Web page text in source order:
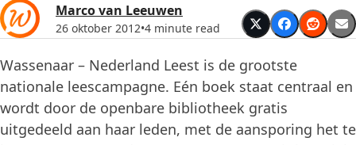
Marco van Leeuwen
26 oktober 2012•4 minute read
Wassenaar – Nederland Leest is de grootste
nationale leescampagne. Eén boek staat centraal en
wordt door de openbare bibliotheek gratis
uitgedeeld aan haar leden, met de aansporing het te